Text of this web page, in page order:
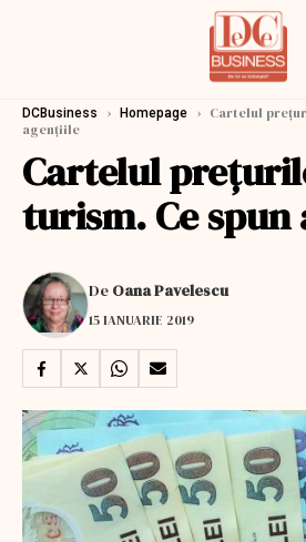
DCBusiness › Homepage › Cartelul
agențiile
Cartelul
turism. Ce
De Oana Pavelescu
15 IANUARIE 2019